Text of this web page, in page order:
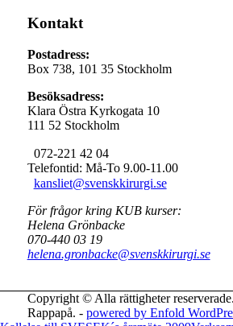
Kontakt
Postadress:
Box 738, 101 35 Stockholm
Besöksadress:
Klara Östra Kyrkogata 10
111 52 Stockholm
072-221 42 04
Telefontid: Må-To 9.00-11.00
kansliet@svenskkirurgi.se
För frågor kring KUB kurser:
Helena Grönbacke
070-440 03 19
helena.gronbacke@svenskkirurgi.se
Copyright © Alla rättigheter
Rappapå. - powered by Enfold